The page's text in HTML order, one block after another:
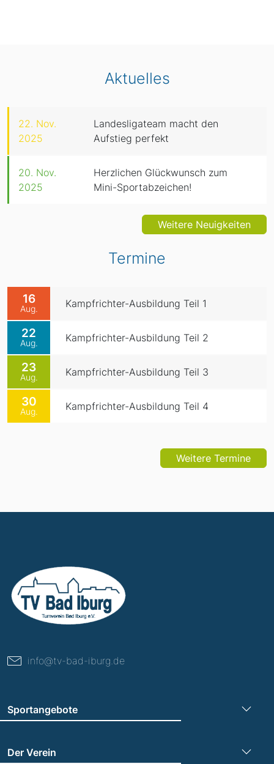
Aktuelles
22. Nov.
2025
Landesligateam macht den
Aufstieg perfekt
20. Nov.
2025
Herzlichen Glückwunsch zum
Mini-Sportabzeichen!
Weitere Neuigkeiten
Termine
16
Aug. Kampfrichter-Ausbildung Teil 1
22
Aug. Kampfrichter-Ausbildung Teil 2
23
Aug. Kampfrichter-Ausbildung Teil 3
30
Aug. Kampfrichter-Ausbildung Teil 4
Weitere Termine
info@tv-bad-iburg.de
Sportangebote
Leichtathletik
Der Verein